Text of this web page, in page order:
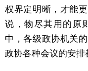
权界定明晰，才能
说，物尽其用的原
中，各级政协机关
政协各种会议的安排